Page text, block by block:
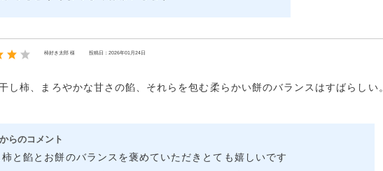
柿好き太郎 様 投稿日：2026年01月24日
干し柿、まろやかな甘さの餡、それらを包む柔らかい餅のバランスはすばらしい。
らのコメント
柿と餡とお餅のバランスを褒めていただきとても嬉しいです